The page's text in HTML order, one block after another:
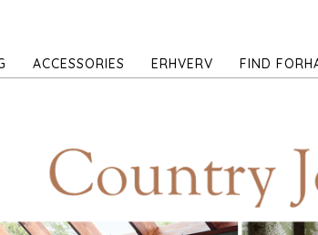
ACCESSORIES ERHVERV FIND